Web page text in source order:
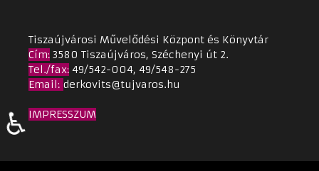
Tiszaújvárosi Művelődési Központ és Könyvtár
Cím: 3580 Tiszaújváros, Széchenyi út 2.
Tel./fax: 49/542-004, 49/548-275
Email: derkovits@tujvaros.hu
IMPRESSZUM